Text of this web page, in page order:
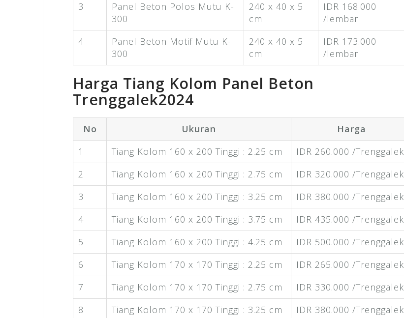
3
Panel Beton Polos Mutu K-
300
240 x 40 x 5
cm
IDR 168.000
/lembar
4
Panel Beton Motif Mutu K-
300
240 x 40 x 5
cm
IDR 173.000
/lembar
Harga Tiang Kolom Panel Beton
Trenggalek2024
No Ukuran
Harga
1
Tiang Kolom 160 x 200 Tinggi : 2.25 cm
IDR 260.000 /Trenggalek
2
Tiang Kolom 160 x 200 Tinggi : 2.75 cm
IDR 320.000 /Trenggalek
3
Tiang Kolom 160 x 200 Tinggi : 3.25 cm
IDR 380.000 /Trenggalek
4
Tiang Kolom 160 x 200 Tinggi : 3.75 cm
IDR 435.000 /Trenggalek
5
Tiang Kolom 160 x 200 Tinggi : 4.25 cm
IDR 500.000 /Trenggalek
6
Tiang Kolom 170 x 170 Tinggi : 2.25 cm
IDR 265.000 /Trenggalek
7
Tiang Kolom 170 x 170 Tinggi : 2.75 cm
IDR 330.000 /Trenggalek
8
Tiang Kolom 170 x 170 Tinggi : 3.25 cm IDR 380.000 /Trenggalek